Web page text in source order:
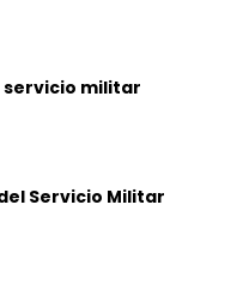
servicio militar
Servicio Militar